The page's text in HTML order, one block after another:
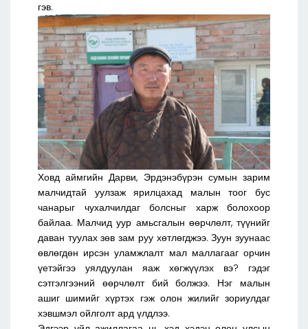
гэв.
Ховд аймгийн Дарви, Эрдэнэбүрэн сумын зарим
малчидтай уулзаж ярилцахад малын тоог бус
чанарыг чухалчилдаг болсныг харж болохоор
байлаа. Малчид уур амьсгалын өөрчлөлт, түүнийг
даван туулах зөв зам руу хөтлөгджээ. Зуун зуунаас
өвлөгдөн ирсэн уламжлалт мал маллагааг орчин
үетэйгээ уялдуулан яаж хөгжүүлэх вэ? гэдэг
сэтгэлгээний өөрчлөлт бий болжээ. Нэг малын
ашиг шимийг хүртэх гэж олон жилийг зориулдаг
хэвшмэл ойлголт ард үлдлээ.